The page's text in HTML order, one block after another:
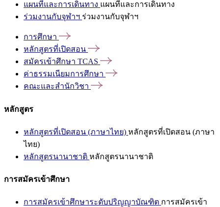
แผนที่และการเดินทาง แผนที่และการเดินทาง
ร่วมงานกับจุฬาฯ ร่วมงานกับจุฬาฯ
การศึกษา
หลักสูตรที่เปิดสอน
สมัครเข้าศึกษา TCAS
ค่าธรรมเนียมการศึกษา
คณะและสำนักวิชา
หลักสูตร
หลักสูตรที่เปิดสอน (ภาษาไทย) หลักสูตรที่เปิดสอน (ภาษา
ไทย)
หลักสูตรนานาชาติ หลักสูตรนานาชาติ
การสมัครเข้าศึกษา
การสมัครเข้าศึกษาระดับปริญญาบัณฑิต การสมัครเข้า